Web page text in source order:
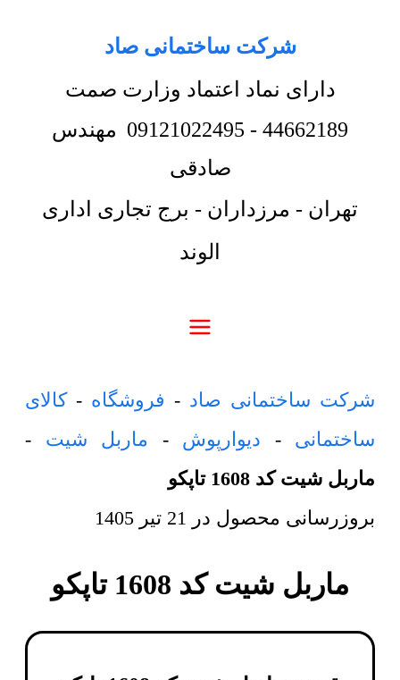
شرکت ساختمانی صاد
دارای نماد اعتماد وزارت صمت
44662189
-
09121022495 مهندس
صادقی
تهران - مرزداران - برج تجاری اداری
الوند
شرکت ساختمانی صاد - فروشگاه -کالای
ساختمانی - دیوارپوش - ماربل شیت -
ماربل شیت کد 1608 تاپکو
بروزرسانی محصول در 21 تیر 1405
ماربل شیت کد 1608 تاپکو